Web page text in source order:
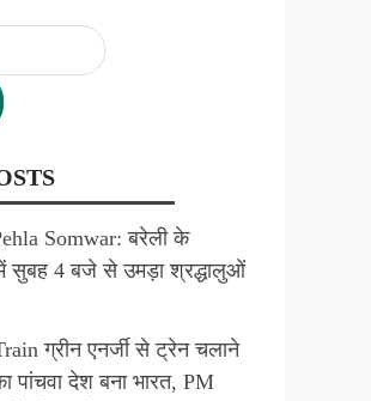
Somwar: बरेली के
सुबह 4 बजे से उमड़ा श्रद्धालुओं
ग्रीन एनर्जी से ट्रेन चलाने
पांचवा देश बना भारत, PM